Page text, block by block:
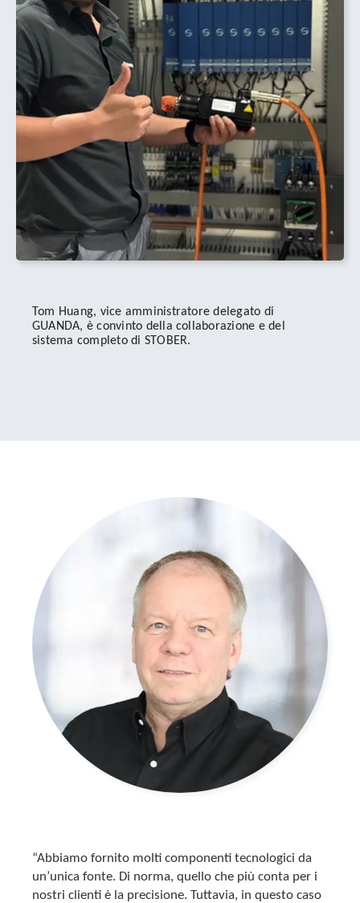
Tom Huang, vice amministratore delegato di
GUANDA, è convinto della collaborazione e del
sistema completo di STOBER.
“Abbiamo fornito molti componenti tecnologici da
un’unica fonte. Di norma, quello che più conta per i
nostri clienti è la precisione. Tuttavia, in questo caso